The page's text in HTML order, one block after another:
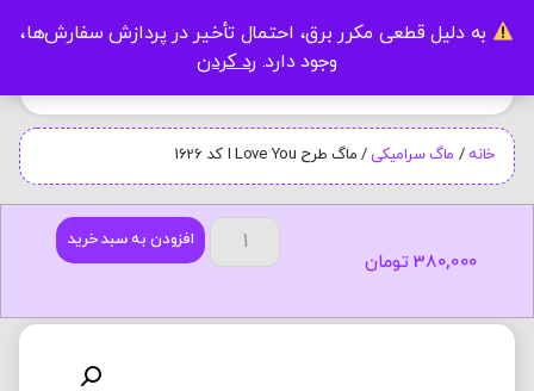
به دلیل قطعی مکرر برق، احتمال تأخیر در پردازش سفارش‌ها،
وجود دارد. رد کردن
خانه / ماگ سرامیکی/ ماگ طرح I Love You کد 1626
افزودن به سبد خرید
380,000 تومان